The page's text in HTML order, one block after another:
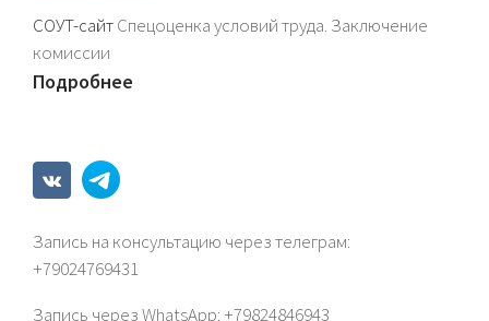
СОУТ-сайтСпецоценка условий труда. Заключение
комиссии
Подробнее
Запись на консультацию через телеграм:
+79024769431
Запись через WhatsАрp: +79824846943